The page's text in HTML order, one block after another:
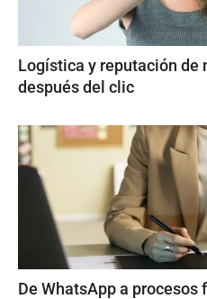
Logística y reputación de
después del clic
De WhatsApp a procesos